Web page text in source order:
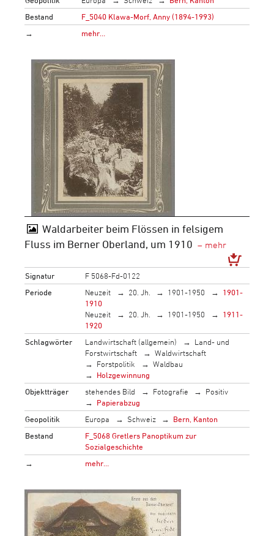
Bestand
F_5040 Klawa-Morf, Anny (1894-1993)
→
mehr…
Waldarbeiter beim Flössen in felsigem
Fluss im Berner Oberland, um 1910
Signatur
F 5068-Fd-0122
Periode
Neuzeit 20. Jh. 1901-1950
1901-
1910
Neuzeit
20. Jh. 1901-1950
1911-
1920
Schlagwörter
Landwirtschaft (allgemein)
Land- und
Forstwirtschaft
Waldwirtschaft
Forstpolitik
Waldbau
Holzgewinnung
Objektträger
stehendes Bild Fotografie
Positiv
Papierabzug
Geopolitik
Europa Schweiz
Bern, Kanton
Bestand
F_5068 Gretlers Panoptikum zur
Sozialgeschichte
→
mehr…